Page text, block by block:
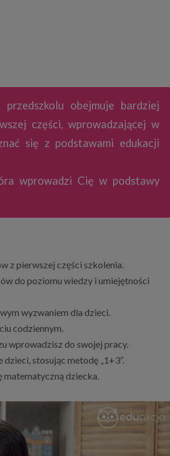
obejmuje bardziej
części, wprowadzającej w
się z podstawami edukacji
wprowadzi Cię w podstawy
z pierwszej części szkolenia.
do poziomu wiedzy i umiejętności
wyzwaniem dla dzieci.
codziennym.
wprowadzisz do swojej pracy.
stosując metodę „1+3”.
matematyczną dziecka.